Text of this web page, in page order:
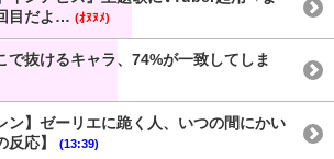
目だよ… (ｵﾇﾇﾒ)
で抜けるキャラ、74%が一致してしま
ン】ゼーリエに跪く人、いつの間にかい
反応】
(13:39)